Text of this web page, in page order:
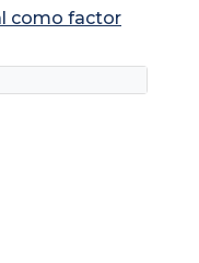
como factor